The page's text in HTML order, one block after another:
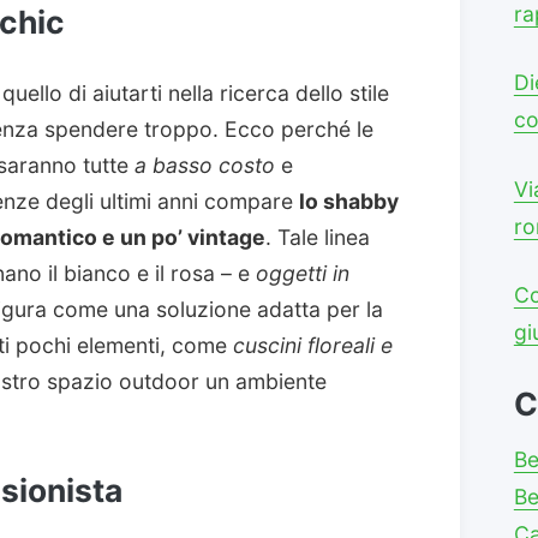
di aiutarti nella ricerca dello stile
spendere troppo. Ecco perché le
tuttea basso costo e
degli ultimi anni compare lo shabby
e un po’ vintage. Tale linea
il bianco e il rosa – e oggetti in
come una soluzione adatta per la
pochi elementi, come cuscini floreali e
spazio outdoor un ambiente